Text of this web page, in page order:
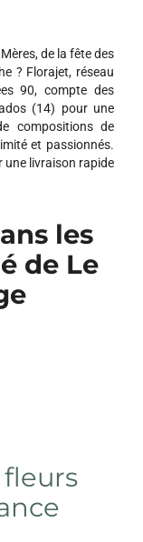
de la fête des
? Florajet, réseau
90, compte des
(14) pour une
compositions de
et passionnés.
une livraison rapide
les
de Le